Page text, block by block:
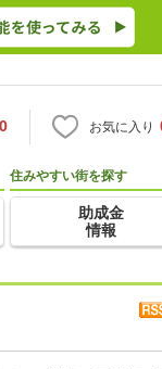
0 お気に入り
住みやすい街を探す
助成金
情報